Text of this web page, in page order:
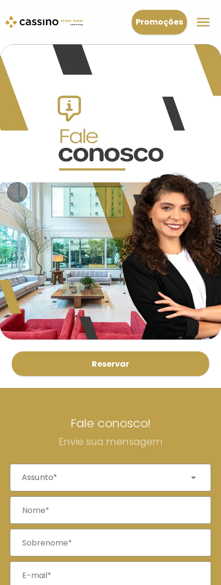
Promoções
Reservar
Fale conosco!
Envie sua mensagem
Assunto*